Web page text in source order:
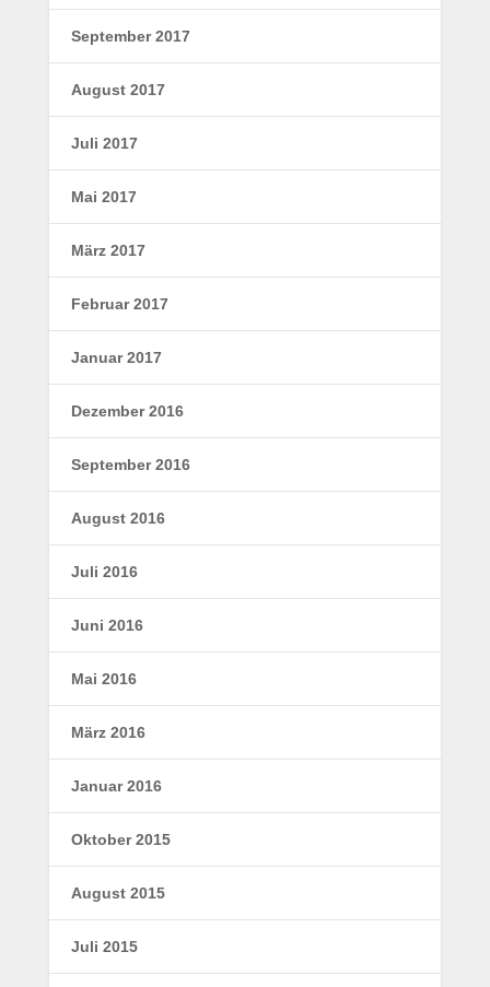
September 2017
August 2017
Juli 2017
Mai 2017
März 2017
Februar 2017
Januar 2017
Dezember 2016
September 2016
August 2016
Juli 2016
Juni 2016
Mai 2016
März 2016
Januar 2016
Oktober 2015
August 2015
Juli 2015